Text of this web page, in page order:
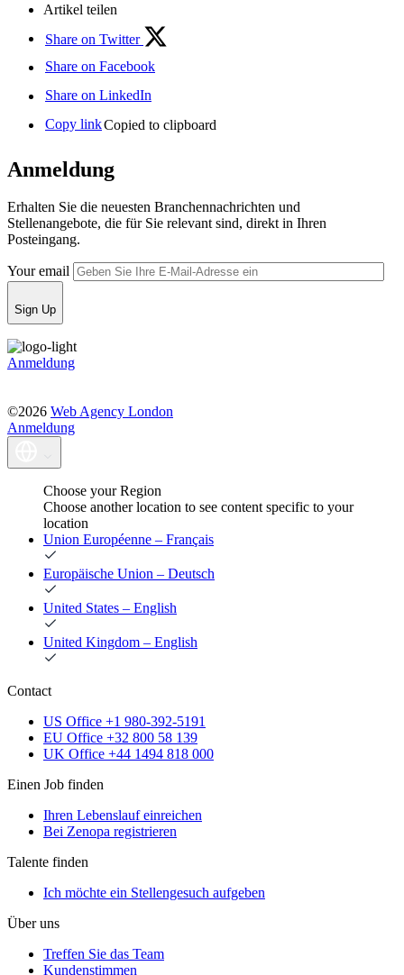
Artikel teilen
Share on Twitter
Share on Facebook
Share on LinkedIn
Copy linkCopied to clipboard
Anmeldung
Erhalten Sie die neuesten Branchennachrichten und
Stellenangebote, die für Sie relevant sind, direkt in Ihren
Posteingang.
Your email
Sign Up
Anmeldung
©2026 Web Agency London
Anmeldung
Choose your Region
Choose another location to see content specific to your
location
Union Européenne – Français
Europäische Union – Deutsch
United States – English
United Kingdom – English
Contact
US Office +1 980-392-5191
EU Office +32 800 58 139
UK Office +44 1494 818 000
Einen Job finden
Ihren Lebenslauf einreichen
Bei Zenopa registrieren
Talente finden
Ich möchte ein Stellengesuch aufgeben
Über uns
Treffen Sie das Team
Kundenstimmen